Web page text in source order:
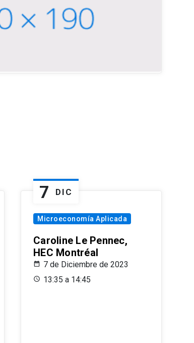
7 DIC
Microeconomía Aplicada
Caroline Le Pennec,
HEC Montréal
7 de Diciembre de 2023
13:35 a 14:45